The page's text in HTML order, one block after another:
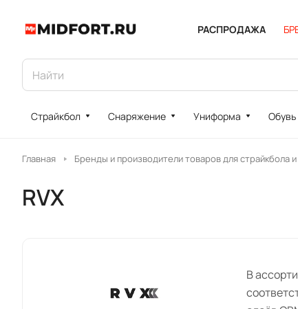
РАСПРОДАЖА
Страйкбол Снаряжение Униформа Обувь
Главная Бренды и производители товаров для страйкбола
RVX
В